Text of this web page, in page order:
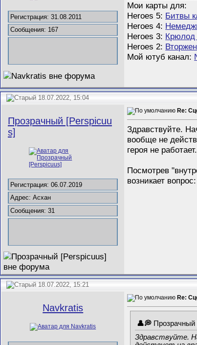
Регистрация: 31.08.2011
Сообщения: 167
Мои карты для:
Heroes 5: Битвы
Heroes 4:
Heroes 3: Крюлод
Heroes 2:
Мой ютуб канал:
18.07.2022, 15:04
Прозрачный [Perspicuu
s]
Регистрация: 06.07.2019
Адрес: Асхан
Сообщения: 31
Re:
Здравствуйте.
вообще не
героя не работает.
Посмотрев
возникает
18.07.2022, 15:21
Navkratis
Re:
Прозрачный
Здравствуйте.